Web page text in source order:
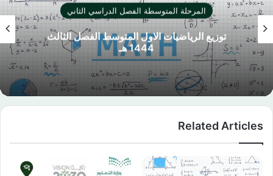
المرحلة المتوسطة الفصل الدراسي الثاني
اختبار نهائي المهارات الرقمية الثالث المتوسط
الفصل الثاني 1444 هـ
Related Articles